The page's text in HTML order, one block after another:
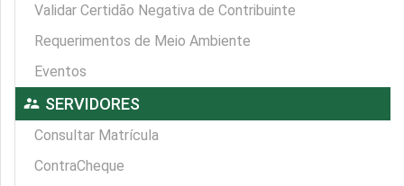
Validar Certidão Negativa de Contribuinte
Requerimentos de Meio Ambiente
Eventos
supervisor_account SERVIDORES
Consultar Matrícula
ContraCheque